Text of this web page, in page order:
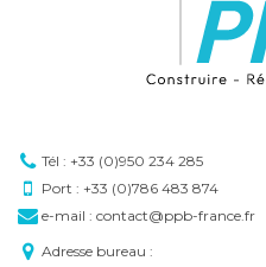
Tél : +33 (0)950 234 285
Port : +33 (0)786 483 874
e-mail : contact@ppb-france.fr
Adresse bureau :